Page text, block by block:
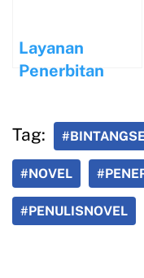
Layanan
Penerbitan
HKI: Aman,
Legal, dan
Profesional
Tag:
#NOVEL
#PENULISNOVEL